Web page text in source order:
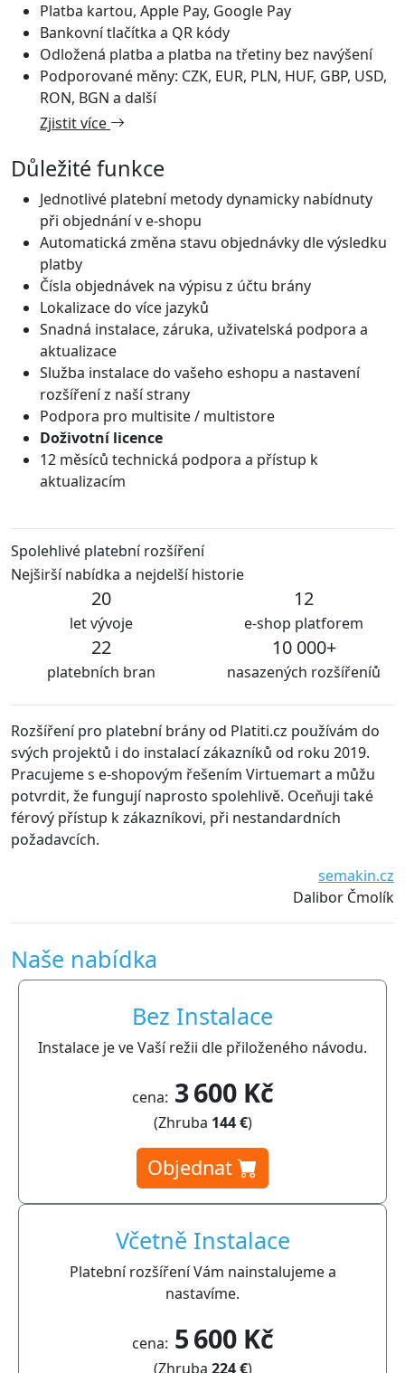
Platba kartou, Apple Pay, Google Pay
Bankovní tlačítka a QR kódy
Odložená platba a platba na třetiny bez navýšení
Podporované měny: CZK, EUR, PLN, HUF, GBP, USD,
RON, BGN a další
Zjistit více
Důležité funkce
Jednotlivé platební metody dynamicky nabídnuty
při objednání v e-shopu
Automatická změna stavu objednávky dle výsledku
platby
Čísla objednávek na výpisu z účtu brány
Lokalizace do více jazyků
Snadná instalace, záruka, uživatelská podpora a
aktualizace
Služba instalace do vašeho eshopu a nastavení
rozšíření z naší strany
Podpora pro multisite / multistore
Doživotní licence
12 měsíců technická podpora a přístup k
aktualizacím
Spolehlivé platební rozšíření
Nejširší nabídka a nejdelší historie
20
let vývoje
12
e-shop platforem
22
platebních bran
10 000+
nasazených rozšířeníů
pro platební brány od Platiti.cz používám do
projektů i do instalací zákazníků od roku 2019.
s e-shopovým řešením Virtuemart a můžu
že fungují naprosto spolehlivě. Oceňuji také
přístup k zákazníkovi, při nestandardních
semakin.cz
Dalibor Čmolík
S
jsou
všem
Naše nabídka
Bez Instalace
Instalace je ve Vaší režii dle přiloženého návodu.
cena: 3 600 Kč
(Zhruba 144 €)
Objednat
Včetně Instalace
Platební rozšíření Vám nainstalujeme a
nastavíme.
cena: 5 600 Kč
(Zhruba 224 €)